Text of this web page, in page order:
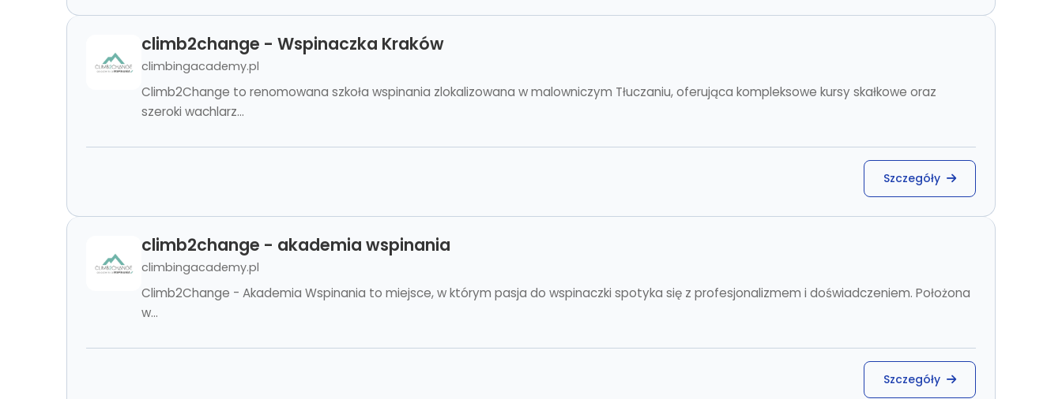
climb2change - Wspinaczka Kraków
climbingacademy.pl
Climb2Change to renomowana szkoła wspinania zlokalizowana w malowniczym Tłuczaniu, oferująca kompleksowe kursy skałkowe oraz
szeroki wachlarz...
Szczegóły
climb2change - akademia wspinania
climbingacademy.pl
Climb2Change - Akademia Wspinania to miejsce, w którym pasja do wspinaczki spotyka się z profesjonalizmem i doświadczeniem. Położona
w...
Szczegóły